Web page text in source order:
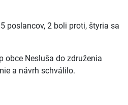
poslancov, 2 boli proti, štyria sa
obce Nesluša do združenia
a návrh schválilo.